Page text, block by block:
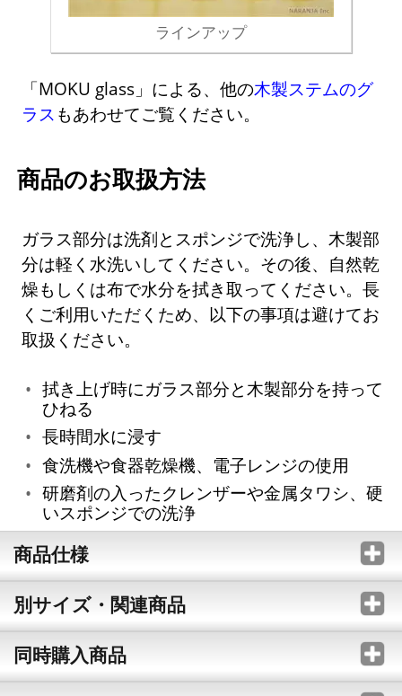
ラインアップ
「MOKU glass」による、他の木製ステムのグ
ラス もあわせてご覧ください。
商品のお取扱方法
ガラス部分は洗剤とスポンジで洗浄し、木製部
分は軽く水洗いしてください。その後、自然乾
燥もしくは布で水分を拭き取ってください。長
くご利用いただくため、以下の事項は避けてお
取扱ください。
拭き上げ時にガラス部分と木製部分を持って
ひねる
長時間水に浸す
食洗機や食器乾燥機、電子レンジの使用
研磨剤の入ったクレンザーや金属タワシ、硬
いスポンジでの洗浄
商品仕様
別サイズ・関連商品
同時購入商品